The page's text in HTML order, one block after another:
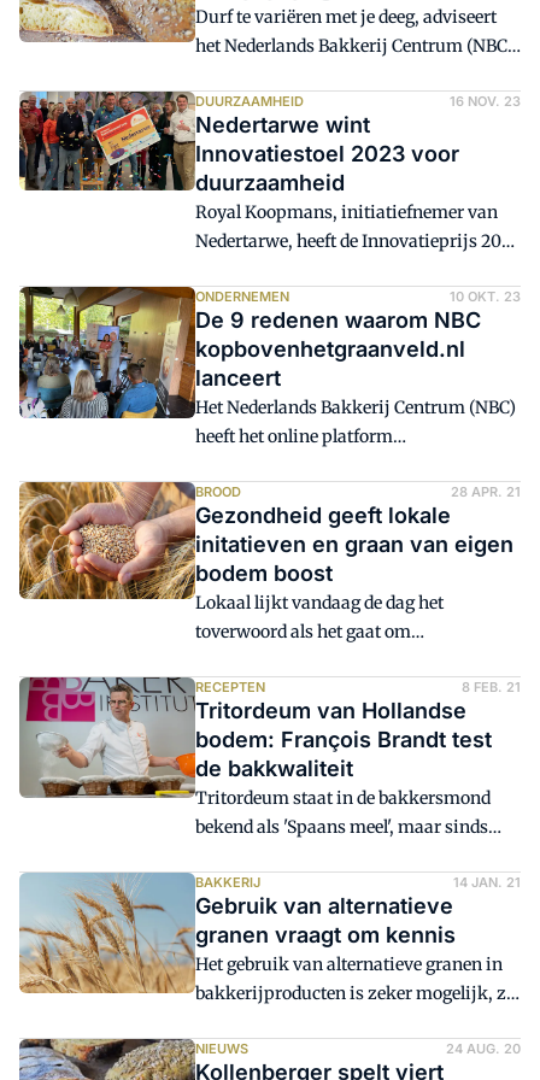
Durf te variëren met je deeg, adviseert
het Nederlands Bakkerij Centrum (NBC).
bieden nieuwe smaken, betere
voedingswaarde en kansen voor
verduurzaming. Hoe begin je als
ambachtelijke bakker met het
verwerken van deze granen in je
assortiment?
DUURZAAMHEID 16 NOV. 23
Nedertarwe wint
Innovatiestoel 2023 voor
duurzaamheid
Royal Koopmans, initiatiefnemer van
Nedertarwe, heeft de Innovatieprijs 2023
op haar locatie in Leeuwarden uit
handen van Frank Jansen van het
Nederlands Bakkerij Centrum.
ONDERNEMEN 10 OKT. 23
De 9 redenen waarom NBC
kopbovenhetgraanveld.nl
lanceert
Het Nederlands Bakkerij Centrum (NBC)
heeft het online platform
gelanceerd. Op de site worden 9
inspirerende voorbeelden van
duurzaamheid in de bakkerijbranche
gepresenteerd. Deze initiatieven dienen
als voorbeeld en maken kans op het
winnen van de Innovatieprijs.
BROOD 28 APR. 21
Gezondheid geeft lokale
initatieven en graan van eigen
bodem boost
Lokaal lijkt vandaag de dag het
toverwoord als het gaat om
bakkerijen kiezen voor lokaal geteelde
granen en zetten in op
ketensamenwerking, zo blijkt uit
diverse initiatieven. Dat is niet voor
niets.
RECEPTEN 8 FEB. 21
Tritordeum van Hollandse
bodem: François Brandt test
de bakkwaliteit
Tritordeum staat in de bakkersmond
bekend als 'Spaans meel', maar sinds
Nederlandse bodem. François Brandt
ontwikkelde speciaal voor
Bakkerswereld een recept op basis van
Nederlands tritordeum. Daarin verwerkt
hij onder meer een kookstuk en
van Brandt?
BAKKERIJ 14 JAN. 21
Gebruik van alternatieve
granen vraagt om kennis
Het gebruik van alternatieve granen in
bakkerijproducten is zeker mogelijk, zo
verwerking vraagt wel om goed
NIEUWS 24 AUG. 20
Kollenberger spelt viert